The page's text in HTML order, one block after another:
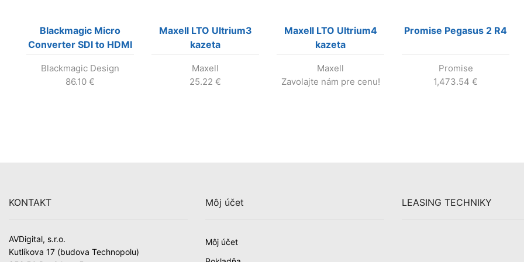
Blackmagic Micro
Converter SDI to HDMI
Blackmagic Design
86.10 €
Maxell LTO Ultrium3
kazeta
Maxell
25.22 €
Maxell LTO Ultrium4
kazeta
Maxell
Zavolajte nám pre cenu!
Promise Pegasus 2 R4
Promise
1,473.54 €
KONTAKT
AVDigital, s.r.o.
Kutlíkova 17 (budova Technopolu)
Môj účet
Môj účet
LEASING TECHNIKY